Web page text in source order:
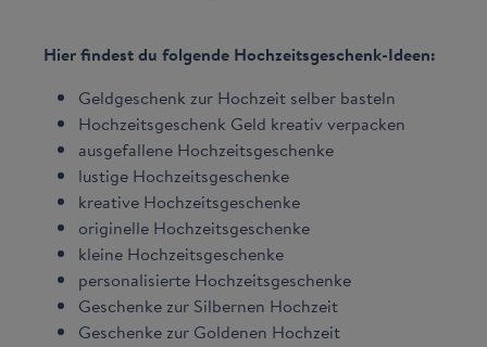
Hier findest du folgende Hochzeitsgeschenk-Ideen:
Geldgeschenk zur Hochzeit selber basteln
Hochzeitsgeschenk Geld kreativ verpacken
ausgefallene Hochzeitsgeschenke
lustige Hochzeitsgeschenke
kreative Hochzeitsgeschenke
originelle Hochzeitsgeschenke
kleine Hochzeitsgeschenke
personalisierte Hochzeitsgeschenke
Geschenke zur Silbernen Hochzeit
Geschenke zur Goldenen Hochzeit